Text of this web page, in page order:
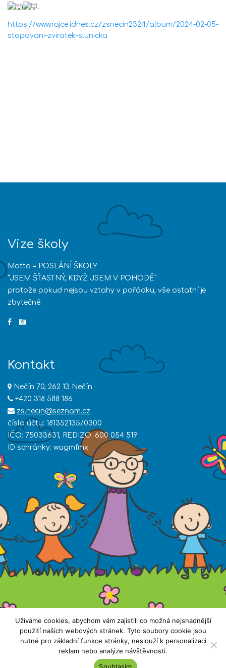
.
https://www.rajce.idnes.cz/zsnecin2324/album/2024-02-05-
stopovani-zviratek-slunicka
Vize školy
Motto = POSLÁNÍ ŠKOLY
“JSEM ŠŤASTNÝ, KDYŽ JSEM V POHODĚ”
protože pokud nejsou vztahy v pořádku, vše ostatní je
zbytečné
Kontakt
Nečín 70, 262 13 Nečín
+420 318 588 186
zs.necin@seznam.cz
číslo účtu: 181352135/0300
IČO: 75033631, REDIZO: 600 054 519
ID schránky: wagmfmx
Všechna práva vyhrazena. Copyright © 2019 ZŠ
Nečín |Přístupnost stránek
Užíváme cookies, abychom vám zajistili co možná nejsnadnější
použití našich webových stránek. Tyto soubory cookie jsou
nutné pro základní funkce stránky, neslouží k personalizaci
reklam nebo analýze návštěvnosti.
Souhlasím